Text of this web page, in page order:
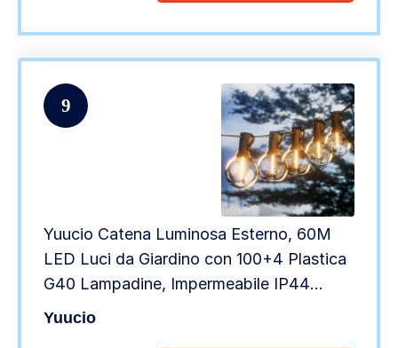
9
Yuucio Catena Luminosa Esterno, 60M
LED Luci da Giardino con 100+4 Plastica
G40 Lampadine, Impermeabile IP44
Lucine Stringa Catene Esterni per Patio,
Yuucio